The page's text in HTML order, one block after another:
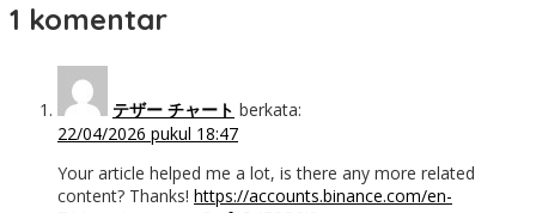
1 komentar
テザー チャート berkata:
22/04/2026 pukul 18:47
Your article helped me a lot, is there any more related
content? Thanks! https://accounts.binance.com/en-